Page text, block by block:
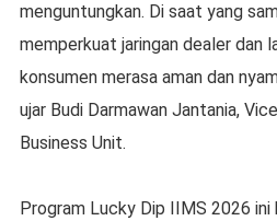
menguntungkan. Di saat yang
memperkuat jaringan dealer dan
konsumen merasa aman dan
ujar Budi Darmawan Jantania,
Business Unit.
Program Lucky Dip IIMS 2026